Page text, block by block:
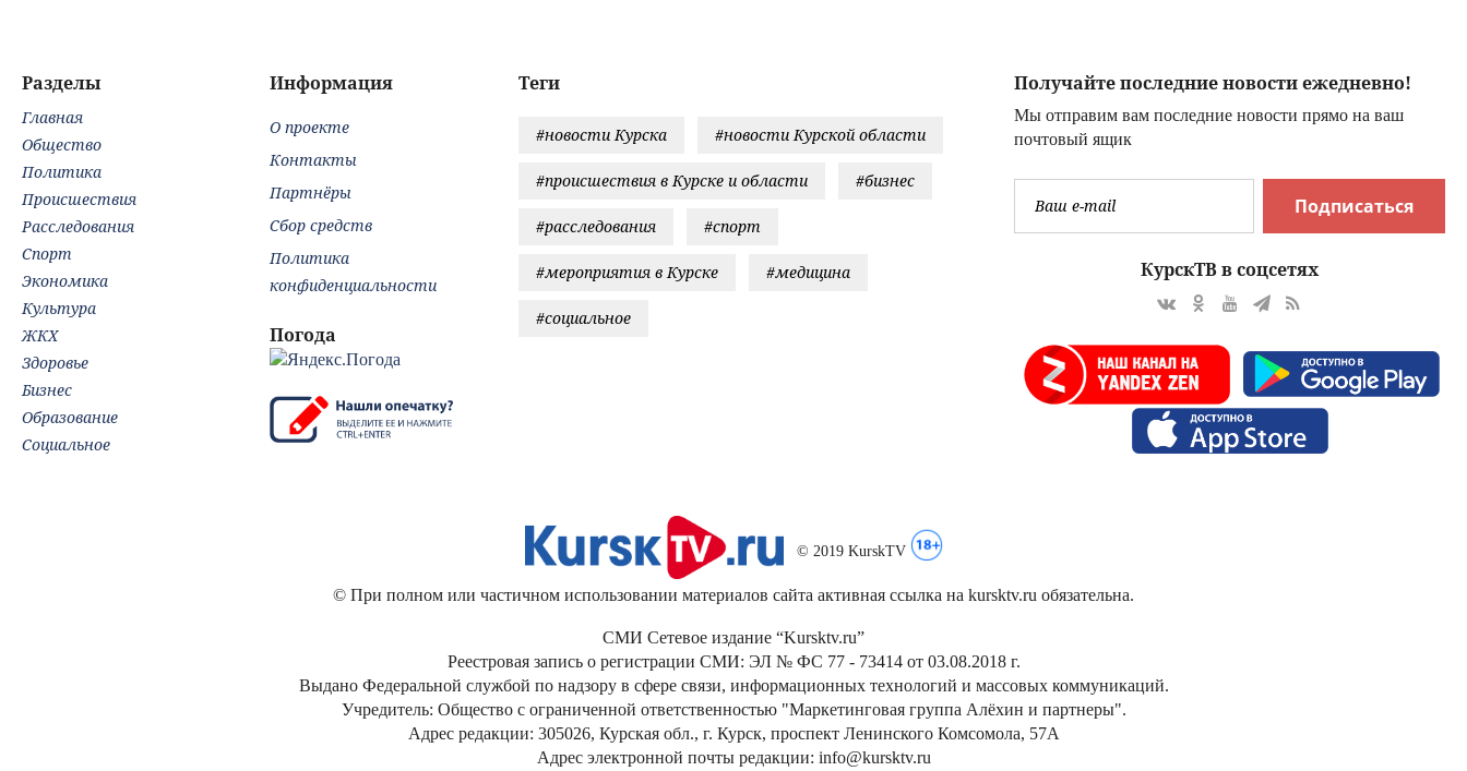
Получайте последние новости ежедневно!
Мы отправим вам последние новости прямо на ваш
почтовый ящик
Подписаться
КурскТВ в соцсетях
Теги
#новости Курска #новости Курской области
#происшествия в Курске и области #бизнес
#расследования #спорт
#мероприятия в Курске #медицина
#социальное
Разделы
Главная
Общество
Политика
Происшествия
Расследования
Спорт
Экономика
Культура
ЖКХ
Здоровье
Бизнес
Образование
Социальное
Информация
О проекте
Контакты
Партнёры
Сбор средств
Политика
конфиденциальности
Погода
© 2019 KurskTV
© При полном или частичном использовании материалов сайта активная ссылка на kursktv.ru обязательна.
СМИ Сетевое издание “Kursktv.ru”
Реестровая запись о регистрации СМИ: ЭЛ № ФС 77 - 73414 от 03.08.2018 г.
Выдано Федеральной службой по надзору в сфере связи, информационных технологий и массовых коммуникаций.
Учредитель: Общество с ограниченной ответственностью "Маркетинговая группа Алёхин и партнеры".
Адрес редакции: 305026, Курская обл., г. Курск, проспект Ленинского Комсомола, 57А
Адрес электронной почты редакции: info@kursktv.ru